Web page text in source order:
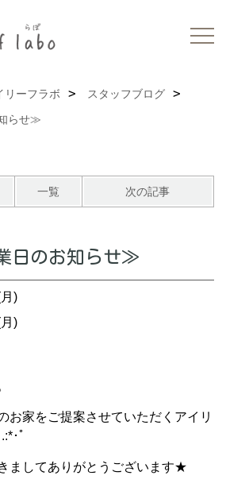
リーフラボ
スタッフブログ
らせ≫
一覧 次の記事
日のお知らせ≫
)
)
お家をご提案させていただくアイリ
･ﾟ
ましてありがとうございます★